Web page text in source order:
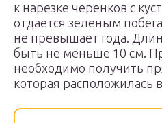
к нарезке черенков с
отдается зеленым
не превышает года.
быть не меньше 10 см.
необходимо получить
которая расположилась